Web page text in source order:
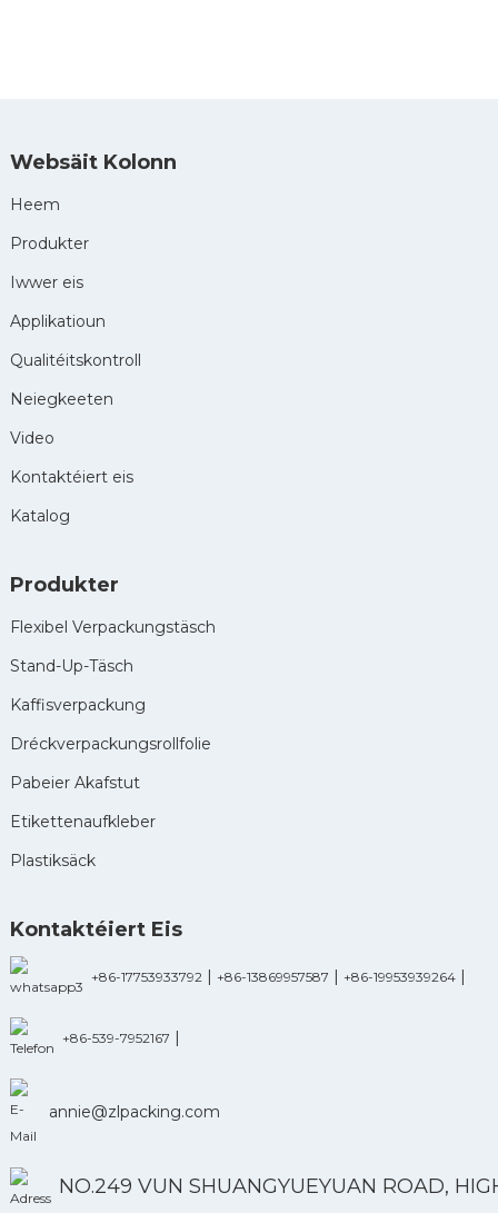
Websäit Kolonn
Heem
Produkter
Iwwer eis
Applikatioun
Qualitéitskontroll
Neiegkeeten
Video
Kontaktéiert eis
Katalog
Produkter
Flexibel Verpackungstäsch
Stand-Up-Täsch
Kaffisverpackung
Dréckverpackungsrollfolie
Pabeier Akafstut
Etikettenaufkleber
Plastiksäck
Kontaktéiert Eis
+86-17753933792| +86-13869957587 | +86-19953939264|
+86-539-7952167 |
annie@zlpacking.com
NO.249 VUN SHUANGYUEYUAN ROAD,